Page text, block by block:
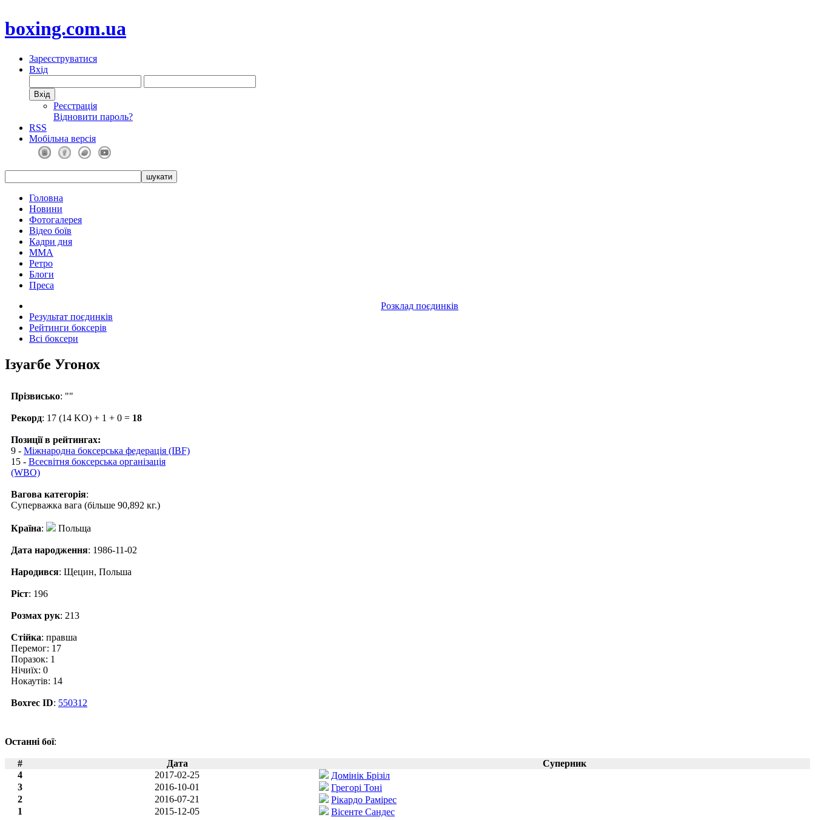
boxing.com.ua
Зареєструватися
Вхід
Реєстрація
Відновити пароль?
RSS
Мобільна версія
Головна
Новини
Фотогалерея
Відео боїв
Кадри дня
ММА
Ретро
Блоги
Преса
Розклад поєдинків
Результат поєдинків
Рейтинги боксерів
Всі боксери
Ізуагбе Угонох
Прізвисько: ""
Рекорд: 17 (14 KO) + 1 + 0 = 18
Позиції в рейтингах:
9 - Міжнародна боксерська федерація (IBF)
15 - Всесвітня боксерська організація
(WBO)
Вагова категорія:
Суперважка вага (більше 90,892 кг.)
Країна: Польща
Дата народження: 1986-11-02
Народився: Щецин, Польша
Ріст: 196
Розмах рук: 213
Стійка: правша
Перемог: 17
Поразок: 1
Нічиїх: 0
Нокаутів: 14
Boxrec ID: 550312
Останні бої:
# Дата
Суперник
4
2017-02-25
Домінік Брізіл
3
2016-10-01
Грегорі Тоні
2
2016-07-21
Рікардо Рамірес
1
2015-12-05 Вісенте Сандес